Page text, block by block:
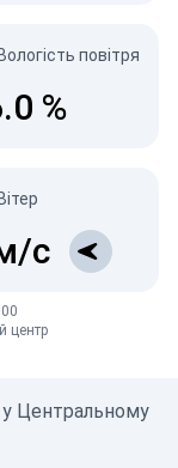
Вологість повітря
%
Вітер
с
центр
у Центральному